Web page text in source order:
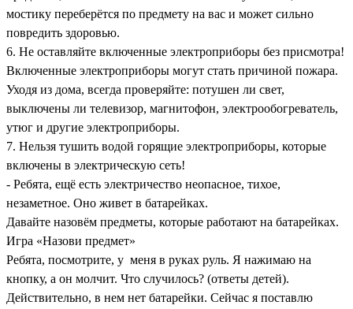
мостику переберётся по предмету на вас и может сильно
повредить здоровью.
6. Не оставляйте включенные электроприборы без присмотра!
Включенные электроприборы могут стать причиной пожара.
Уходя из дома, всегда проверяйте: потушен ли свет,
выключены ли телевизор, магнитофон, электрообогреватель,
утюг и другие электроприборы.
7. Нельзя тушить водой горящие электроприборы, которые
включены в электрическую сеть!
- Ребята, ещё есть электричество неопасное, тихое,
незаметное. Оно живет в батарейках.
Давайте назовём предметы, которые работают на батарейках.
Игра «Назови предмет»
Ребята, посмотрите, у меня в руках руль. Я нажимаю на
кнопку, а он молчит. Что случилось? (ответы детей).
Действительно, в нем нет батарейки. Сейчас я поставлю